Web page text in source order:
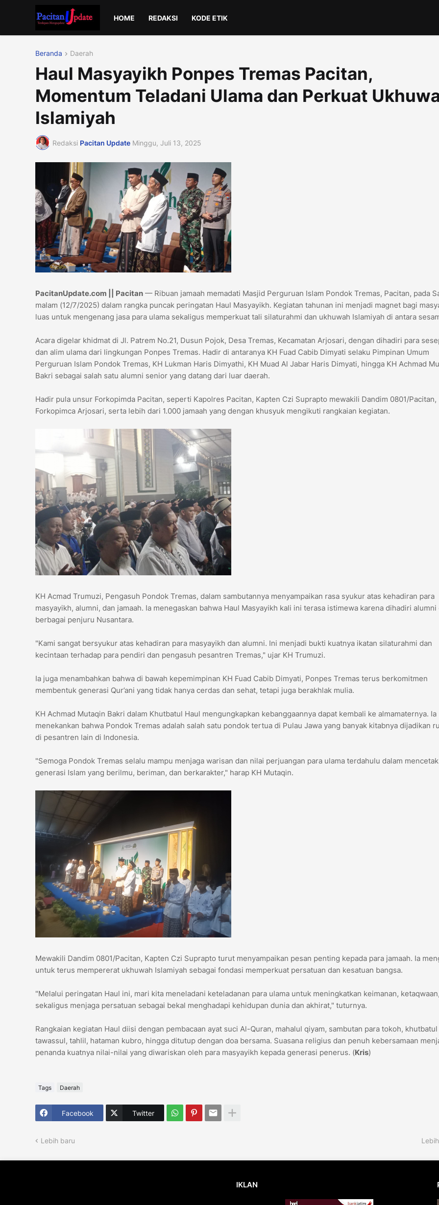
HOME REDAKSI KODE ETIK
Beranda Daerah
Haul Masyayikh Ponpes Tremas Pacitan,
Momentum Teladani Ulama dan Perkuat
Islamiyah
Redaksi Pacitan Update Minggu, Juli 13, 2025
PacitanUpdate.com || Pacitan — Ribuan jamaah memadati Masjid Perguruan Islam Pondok Tremas, Pacitan, pada
malam (12/7/2025) dalam rangka puncak peringatan Haul Masyayikh. Kegiatan tahunan ini menjadi magnet bagi
luas untuk mengenang jasa para ulama sekaligus memperkuat tali silaturahmi dan ukhuwah Islamiyah di antara
Acara digelar khidmat di Jl. Patrem No.21, Dusun Pojok, Desa Tremas, Kecamatan Arjosari, dengan dihadiri para
dan alim ulama dari lingkungan Ponpes Tremas. Hadir di antaranya KH Fuad Cabib Dimyati selaku Pimpinan Umum
Perguruan Islam Pondok Tremas, KH Lukman Haris Dimyathi, KH Muad Al Jabar Haris Dimyati, hingga KH Achmad
Bakri sebagai salah satu alumni senior yang datang dari luar daerah.
Hadir pula unsur Forkopimda Pacitan, seperti Kapolres Pacitan, Kapten Czi Suprapto mewakili Dandim 0801/Pacitan,
Forkopimca Arjosari, serta lebih dari 1.000 jamaah yang dengan khusyuk mengikuti rangkaian kegiatan.
KH Acmad Trumuzi, Pengasuh Pondok Tremas, dalam sambutannya menyampaikan rasa syukur atas kehadiran para
masyayikh, alumni, dan jamaah. Ia menegaskan bahwa Haul Masyayikh kali ini terasa istimewa karena dihadiri alumni
berbagai penjuru Nusantara.
"Kami sangat bersyukur atas kehadiran para masyayikh dan alumni. Ini menjadi bukti kuatnya ikatan silaturahmi dan
kecintaan terhadap para pendiri dan pengasuh pesantren Tremas," ujar KH Trumuzi.
Ia juga menambahkan bahwa di bawah kepemimpinan KH Fuad Cabib Dimyati, Ponpes Tremas terus berkomitmen
membentuk generasi Qur’ani yang tidak hanya cerdas dan sehat, tetapi juga berakhlak mulia.
KH Achmad Mutaqin Bakri dalam Khutbatul Haul mengungkapkan kebanggaannya dapat kembali ke almamaternya. Ia
menekankan bahwa Pondok Tremas adalah salah satu pondok tertua di Pulau Jawa yang banyak kitabnya dijadikan
di pesantren lain di Indonesia.
"Semoga Pondok Tremas selalu mampu menjaga warisan dan nilai perjuangan para ulama terdahulu dalam mencetak
generasi Islam yang berilmu, beriman, dan berkarakter," harap KH Mutaqin.
Mewakili Dandim 0801/Pacitan, Kapten Czi Suprapto turut menyampaikan pesan penting kepada para jamaah. Ia
untuk terus mempererat ukhuwah Islamiyah sebagai fondasi memperkuat persatuan dan kesatuan bangsa.
"Melalui peringatan Haul ini, mari kita meneladani keteladanan para ulama untuk meningkatkan keimanan,
sekaligus menjaga persatuan sebagai bekal menghadapi kehidupan dunia dan akhirat," tuturnya.
Rangkaian kegiatan Haul diisi dengan pembacaan ayat suci Al-Quran, mahalul qiyam, sambutan para tokoh,
tawassul, tahlil, hataman kubro, hingga ditutup dengan doa bersama. Suasana religius dan penuh kebersamaan
penanda kuatnya nilai-nilai yang diwariskan oleh para masyayikh kepada generasi penerus. (Kris)
Tags Daerah
Facebook Twitter
Lebih baru
IKLAN